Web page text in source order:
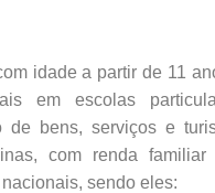
idade a partir de 11
em escolas
de bens, serviços e
com renda
sendo eles: